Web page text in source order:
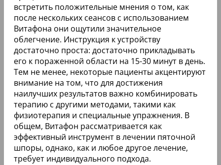
встретить положительные мнения о том, как
после нескольких сеансов с использованием
Витафона они ощутили значительное
облегчение. Инструкция к устройству
достаточно проста: достаточно прикладывать
его к пораженной области на 15-30 минут в день.
Тем не менее, некоторые пациенты акцентируют
внимание на том, что для достижения
наилучших результатов важно комбинировать
терапию с другими методами, такими как
физиотерапия и специальные упражнения. В
общем, Витафон рассматривается как
эффективный инструмент в лечении пяточной
шпоры, однако, как и любое другое лечение,
требует индивидуального подхода.